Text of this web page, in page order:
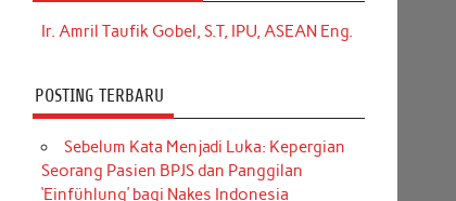
Ir. Amril Taufik Gobel, S.T, IPU, ASEAN Eng.
POSTING TERBARU
Sebelum Kata Menjadi Luka: Kepergian
Seorang Pasien BPJS dan Panggilan
‘Einfühlung’ bagi Nakes Indonesia